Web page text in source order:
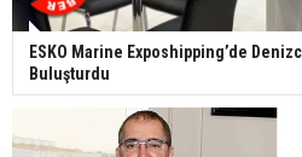
ESKO Marine Exposhipping’de
Buluşturdu